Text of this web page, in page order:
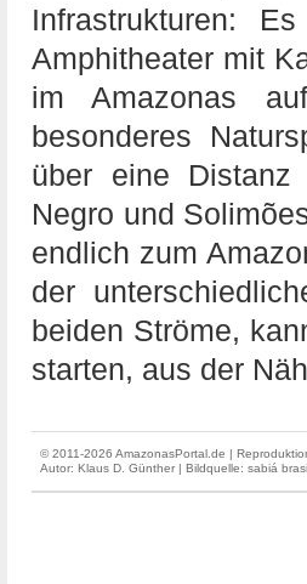
Infrastrukturen:
Amphitheater mit
im Amazonas
besonderes
über eine
Negro und
endlich zum
der
beiden Ströme,
starten, aus der
© 2011-2026 AmazonasPortal.de |
Autor: Klaus D. Günther | Bildquelle: sabiá